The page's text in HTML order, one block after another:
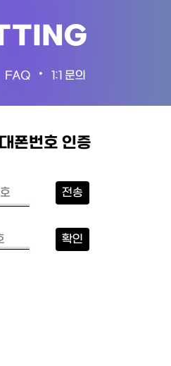
FAQ • 1:1 문의
폰번호 인증
전송
확인